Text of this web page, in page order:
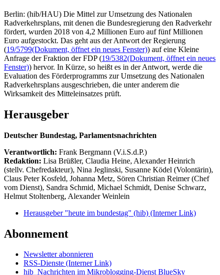
Berlin: (hib/HAU) Die Mittel zur Umsetzung des Nationalen
Radverkehrsplans, mit denen die Bundesregierung den Radverkehr
fördert, wurden 2018 von 4,2 Millionen Euro auf fünf Millionen
Euro aufgestockt. Das geht aus der Antwort der Regierung
(19/5799(Dokument, öffnet ein neues Fenster)) auf eine Kleine
Anfrage der Fraktion der FDP (19/5382(Dokument, öffnet ein neues
Fenster)) hervor. In Kürze, so heißt es in der Antwort, werde die
Evaluation des Förderprogramms zur Umsetzung des Nationalen
Radverkehrsplans ausgeschrieben, die unter anderem die
Wirksamkeit des Mitteleinsatzes prüft.
Herausgeber
Deutscher Bundestag, Parlamentsnachrichten
Verantwortlich: Frank Bergmann (V.i.S.d.P.)
Redaktion: Lisa Brüßler, Claudia Heine, Alexander Heinrich
(stellv. Chefredakteur), Nina Jeglinski, Susanne Ködel (Volontärin),
Claus Peter Kosfeld, Johanna Metz, Sören Christian Reimer (Chef
vom Dienst), Sandra Schmid, Michael Schmidt, Denise Schwarz,
Helmut Stoltenberg, Alexander Weinlein
Herausgeber "heute im bundestag" (hib) (Interner Link)
Abonnement
Newsletter abonnieren
RSS-Dienste (Interner Link)
hib_Nachrichten im Mikroblogging-Dienst BlueSky